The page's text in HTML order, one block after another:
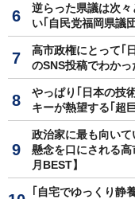
逆らった県議は次
い｢自民党福岡県議
高市政権にとって｢
のSNS投稿でわか
やっぱり｢日本の技
キーが熱望する｢超
政治家に最も向い
懸念を口にされる
月BEST】
｢自宅でゆっくり静